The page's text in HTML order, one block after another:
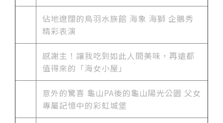
佔地遼闊的鳥羽水族館 海象 海獅 企鵝秀
精彩表演
感謝主！讓我吃到如此人間美味，再遠都
值得來的「海女小屋」
意外的驚喜 龜山PA後的龜山陽光公園 父女
專屬記憶中的彩虹城堡